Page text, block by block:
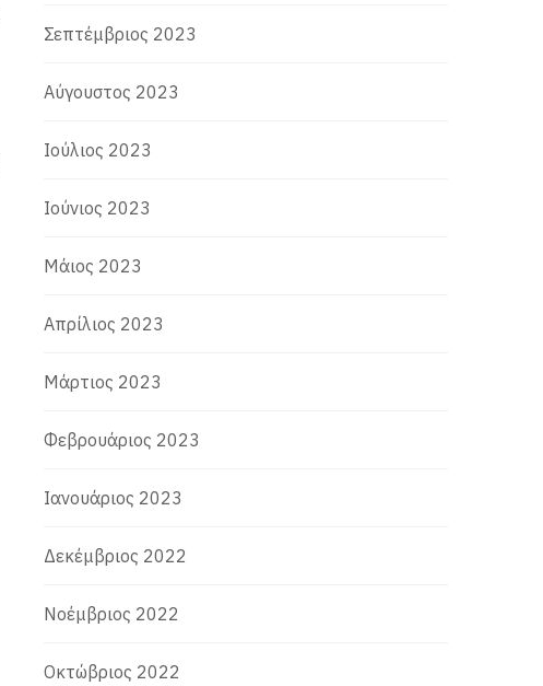
Σεπτέμβριος 2023
Αύγουστος 2023
Ιούλιος 2023
Ιούνιος 2023
Μάιος 2023
Απρίλιος 2023
Μάρτιος 2023
Φεβρουάριος 2023
Ιανουάριος 2023
Δεκέμβριος 2022
Νοέμβριος 2022
Οκτώβριος 2022